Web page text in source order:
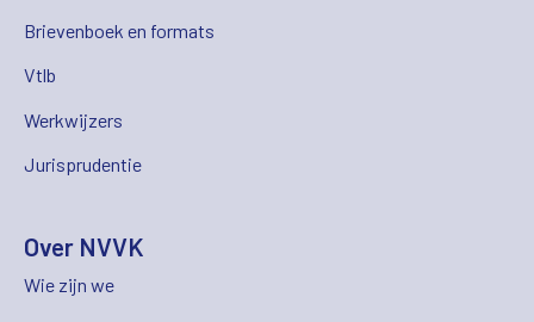
Brievenboek en formats
Vtlb
Werkwijzers
Jurisprudentie
Over NVVK
Wie zijn we